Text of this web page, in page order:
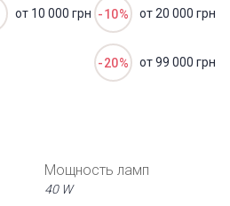
от 10 000 грн -10% от 20 000 грн
-20% от 99 000 грн
Мощность ламп
40 W